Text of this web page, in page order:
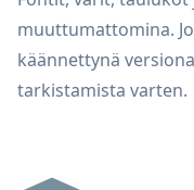
muuttumattomina.
käännettynä
tarkistamista varten.